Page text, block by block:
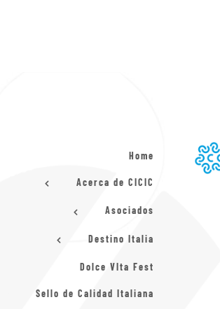
Home
Acerca de CICIC
Asociados
Destino Italia
Dolce VIta Fest
Sello de Calidad Italiana